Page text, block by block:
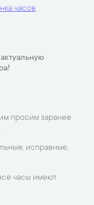
часов
просим заранее
исправные,
часы имеют